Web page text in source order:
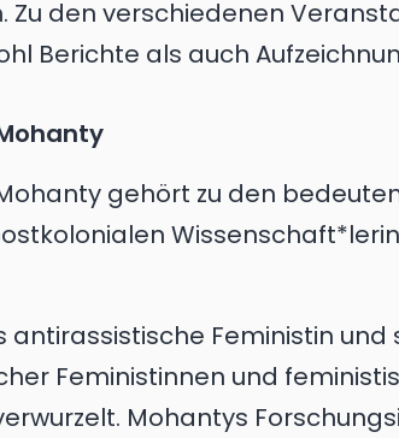
Zu den verschiedenen
Berichte als auch
gehört zu den
antirassistische Feministin und
Feministinnen und
Mohantys